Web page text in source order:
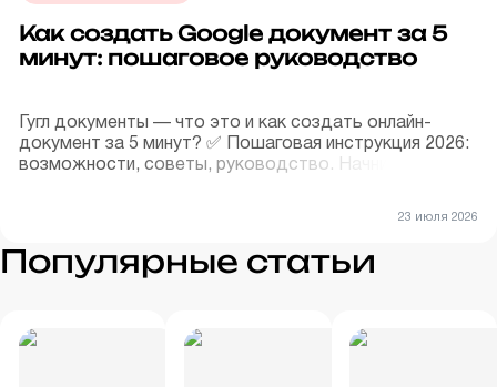
Как создать Google документ за 5
минут: пошаговое руководство
Гугл документы — что это и как создать онлайн-
документ за 5 минут? ✅ Пошаговая инструкция 2026:
возможности, советы, руководство. Начните работу
23 июля 2026
Популярные статьи